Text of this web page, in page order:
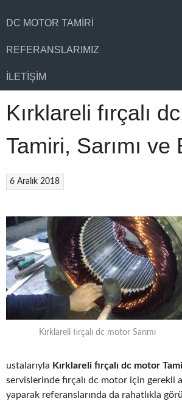
DC MOTOR TAMIRI
REFERANSLARIMIZ
İLETIŞIM
Kırklareli fırçalı
Tamiri, Sarımı ve
6 Aralık 2018
Kırklareli fırçalı dc motor Sarımı
ustalarıyla Kırklareli fırçalı dc motor
servislerinde fırçalı dc motor için gerekli
yaparak referanslarında da rahatlıkla